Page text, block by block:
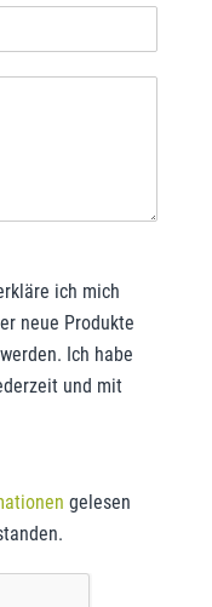
ich mich
neue Produkte
Ich habe
und mit
gelesen